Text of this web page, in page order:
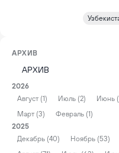
АРХИВ
2026
Август (1)
Июль (2) Июнь
Март (3)
Февраль (1)
2025
Декабрь (40)
Ноябрь (53)